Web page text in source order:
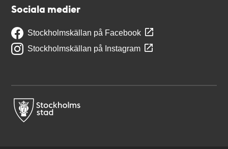
Sociala medier
Stockholmskällan på Facebook
Stockholmskällan på Instagram